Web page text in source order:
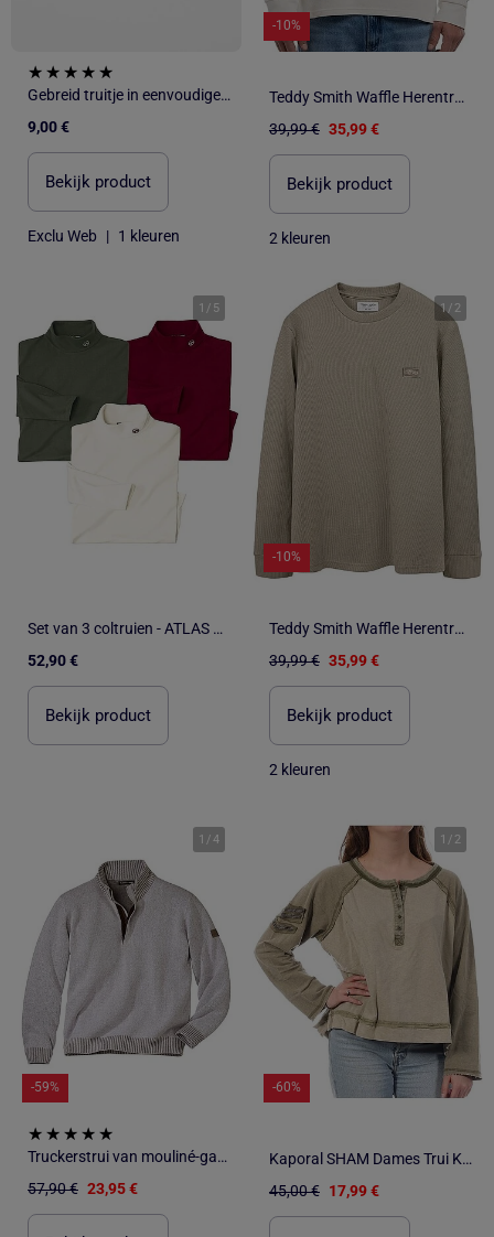
Gebreid truitje in eenvoudige ribbelsteek
9,00 €
Bekijk product
Exclu Web | 1 kleuren
-10%
Teddy Smith Waffle Herentrui in Kaki
39,99 € 35,99 €
Bekijk product
2 kleuren
1 / 5
Set van 3 coltruien - ATLAS FOR MEN
52,90 €
Bekijk product
1/ 2
-10%
Teddy Smith Waffle Herentrui in Kaki
39,99 € 35,99 €
Bekijk product
2 kleuren
1 /4
-59%
Truckerstrui van mouliné-garen - ATLAS FOR MEN
57,90 € 23,95 €
1 / 2
-60%
Kaporal SHAM Dames Trui Kaki
45,00 € 17,99 €